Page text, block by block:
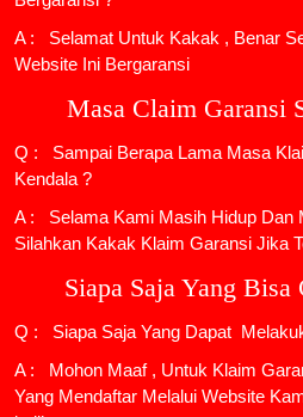
A : Selamat Untuk Kakak , Benar
Website Ini Bergaransi
Masa Claim Garansi
Q : Sampai Berapa Lama Masa
Kendala ?
A : Selama Kami Masih Hidup Dan
Silahkan Kakak Klaim Garansi Jika
Siapa Saja Yang
Q : Siapa Saja Yang Dapat
A : Mohon Maaf , Untuk Klaim
Yang Mendaftar Melalui Website